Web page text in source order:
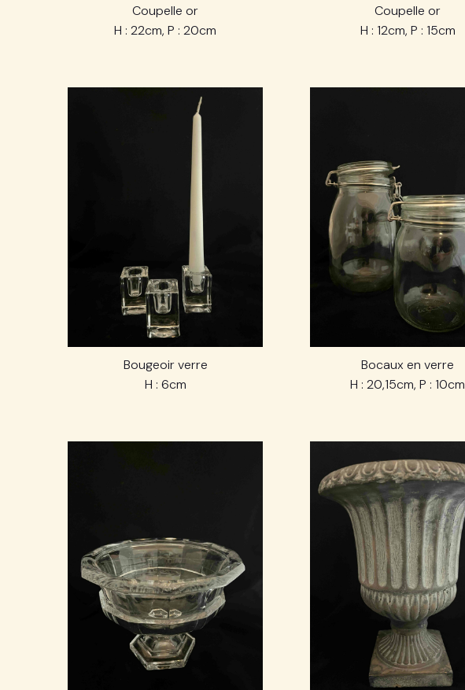
Coupelle or
H : 22cm, P : 20cm
Coupelle or
H : 12cm, P : 15cm
Bougeoir verre
H : 6cm
Bocaux en verre
H : 20,15cm, P : 10cm